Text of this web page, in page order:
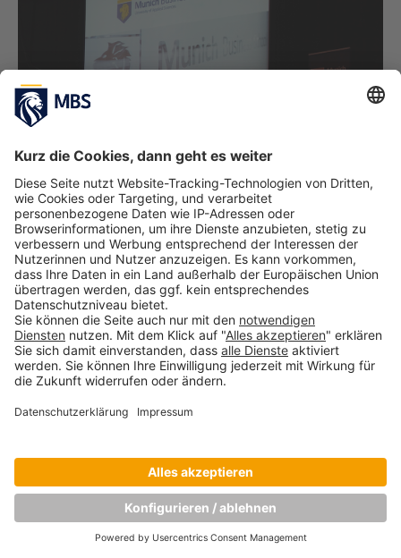
VORHERIGES BILD NÄCHSTES BILD
Copyright © Munich Business School